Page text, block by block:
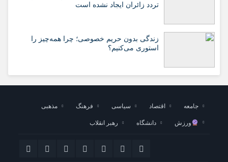
تردد زائران ایجاد نشده است
زندگی بدون حریم خصوصی؛ چرا همه‌چیز را
استوری می‌کنیم؟
جامعه اقتصاد سیاسی فرهنگ مذهبی
ورزش دانشگاه رهبر انقلاب